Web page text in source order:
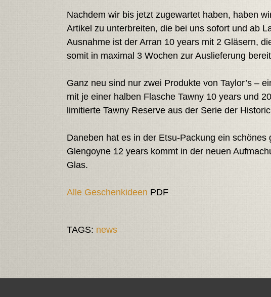
Nachdem wir bis jetzt zugewartet haben, haben
Artikel zu unterbreiten, die bei uns sofort und ab
Ausnahme ist der Arran 10 years mit 2 Gläsern,
somit in maximal 3 Wochen zur Auslieferung
Ganz neu sind nur zwei Produkte von Taylor’s –
mit je einer halben Flasche Tawny 10 years und
limitierte Tawny Reserve aus der Serie der
Daneben hat es in der Etsu-Packung ein
Glengoyne 12 years kommt in der neuen
Glas.
Alle Geschenkideen PDF
TAGS: news